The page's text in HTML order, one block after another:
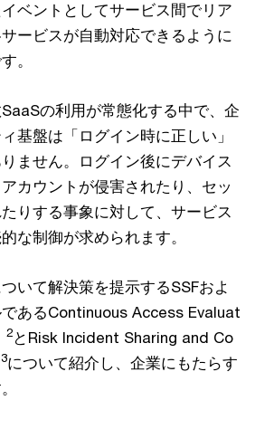
ベントとしてサービス間でリア
ービスが自動対応できるように
。
の利用が常態化する中で、企
基盤は「ログイン時に正しい」
ません。ログイン後にデバイス
カウントが侵害されたり、セッ
りする事象に対して、サービス
な制御が求められます。
いて解決策を提示するSSFおよ
あるContinuous Access Evaluat
2とRisk Incident Sharing and Co
3について紹介し、企業にもたらす